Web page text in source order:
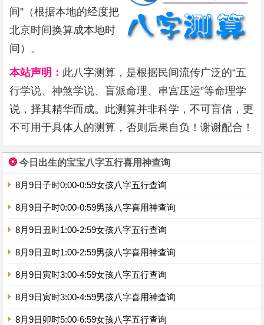
间”（根据本地的经度把
北京时间换算成本地时
间）。
本站声明： 此八字测算，是根据民间流传广泛的“五
行学说、神煞学说、盲派命理、串宫压运”等命理学
说，择其精华而成。此测算并非科学，不可盲信，更
不可用于具体人的测算，否则后果自负！谢谢配合！
❂ 今日出生的宝宝八字五行喜用神查询
8月9日子时0:00-0:59女孩八字五行查询
8月9日子时0:00-0:59男孩八字喜用神查询
8月9日丑时1:00-2:59女孩八字五行查询
8月9日丑时1:00-2:59男孩八字喜用神查询
8月9日寅时3:00-4:59女孩八字五行查询
8月9日寅时3:00-4:59男孩八字喜用神查询
8月9日卯时5:00-6:59女孩八字五行查询